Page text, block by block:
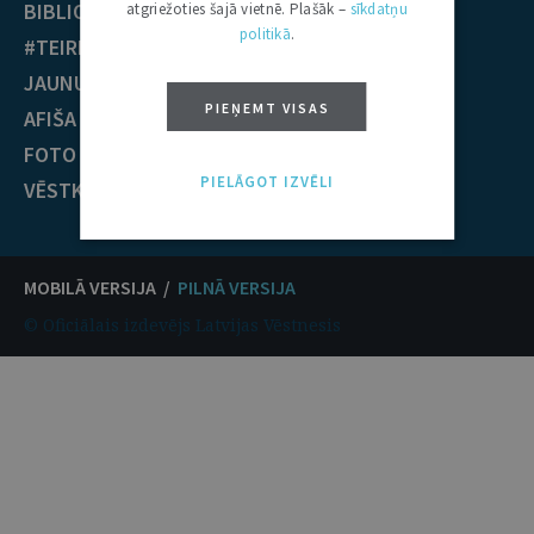
BIBLIOTĒKA
#TEIRDARBS
JAUNUMI
AFIŠA
FOTO / VIDEO
VĒSTKOPA
Krimināltiesības
TIESĪBU PRAKSE
EST nolēmumi
ECT nolēmumi
MOBILĀ VERSIJA / PILNĀ VERSIJA
© Oficiālais izdevējs Latvijas Vēstnesis
atgriežoties šajā vietnē. Plašāk – sīkdatņu
politikā.
PIEŅEMT VISAS
PIELĀGOT IZVĒLI